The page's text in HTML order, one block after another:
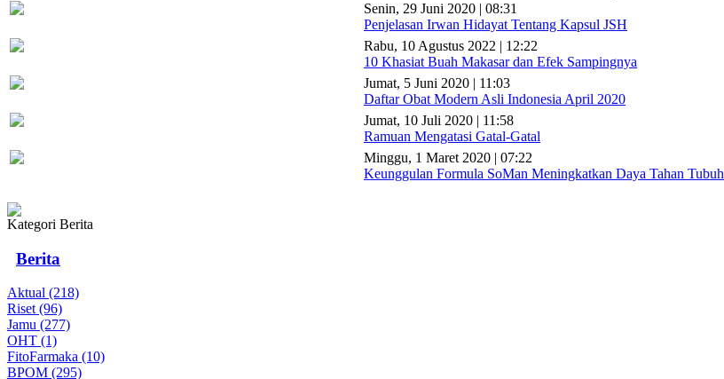
Senin, 29 Juni 2020 | 08:31
Penjelasan Irwan Hidayat Tentang Kapsul JSH
Rabu, 10 Agustus 2022 | 12:22
10 Khasiat Buah Makasar dan Efek Sampingnya
Jumat, 5 Juni 2020 | 11:03
Daftar Obat Modern Asli Indonesia April 2020
Jumat, 10 Juli 2020 | 11:58
Ramuan Mengatasi Gatal-Gatal
Minggu, 1 Maret 2020 | 07:22
Keunggulan Formula SoMan Meningkatkan Daya Tahan Tubuh
Kategori Berita
Berita
Aktual (218)
Riset (96)
Jamu (277)
OHT (1)
FitoFarmaka (10)
BPOM (295)